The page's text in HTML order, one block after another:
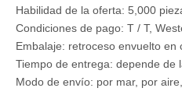
Habilidad de la oferta: 5,000
Condiciones de pago: T / T,
Embalaje: retroceso envuelto
Tiempo de entrega: depende de
Modo de envío: por mar, por